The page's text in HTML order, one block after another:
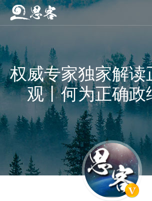
权威专家独家解
观丨何为正确政